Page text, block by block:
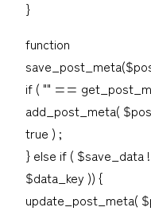
}
function
if ( "" ==
add_post_meta(
true ) ;
} else if (
$data_key )) {
update_post_meta(